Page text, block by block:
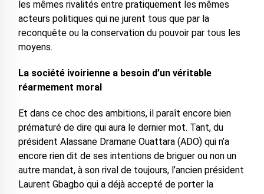
les mêmes rivalités entre pratiquement les mêmes
acteurs politiques qui ne jurent tous que par la
reconquête ou la conservation du pouvoir par tous les
moyens.
La société ivoirienne a besoin d’un véritable
réarmement moral
Et dans ce choc des ambitions, il paraît encore bien
prématuré de dire qui aura le dernier mot. Tant, du
président Alassane Dramane Ouattara (ADO) qui n’a
encore rien dit de ses intentions de briguer ou non un
autre mandat, à son rival de toujours, l’ancien président
Laurent Gbagbo qui a déjà accepté de porter la